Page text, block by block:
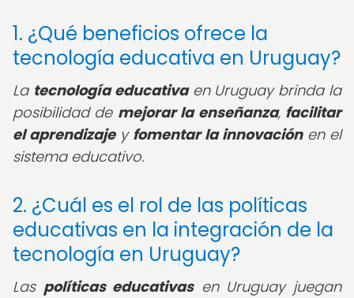
1. ¿Qué beneficios ofrece la
tecnología educativa en Uruguay?
La tecnología educativaen Uruguay brinda la
posibilidad de mejorar la enseñanza, facilitar
el aprendizajey fomentar la innovaciónen el
sistema educativo.
2. ¿Cuál es el rol de las políticas
educativas en la integración de la
tecnología en Uruguay?
Las políticas educativasen Uruguay juegan